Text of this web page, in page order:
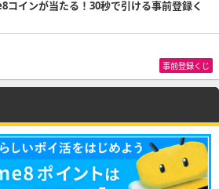
コインが当たる！30秒で引ける事前登録く
事前登録くじ